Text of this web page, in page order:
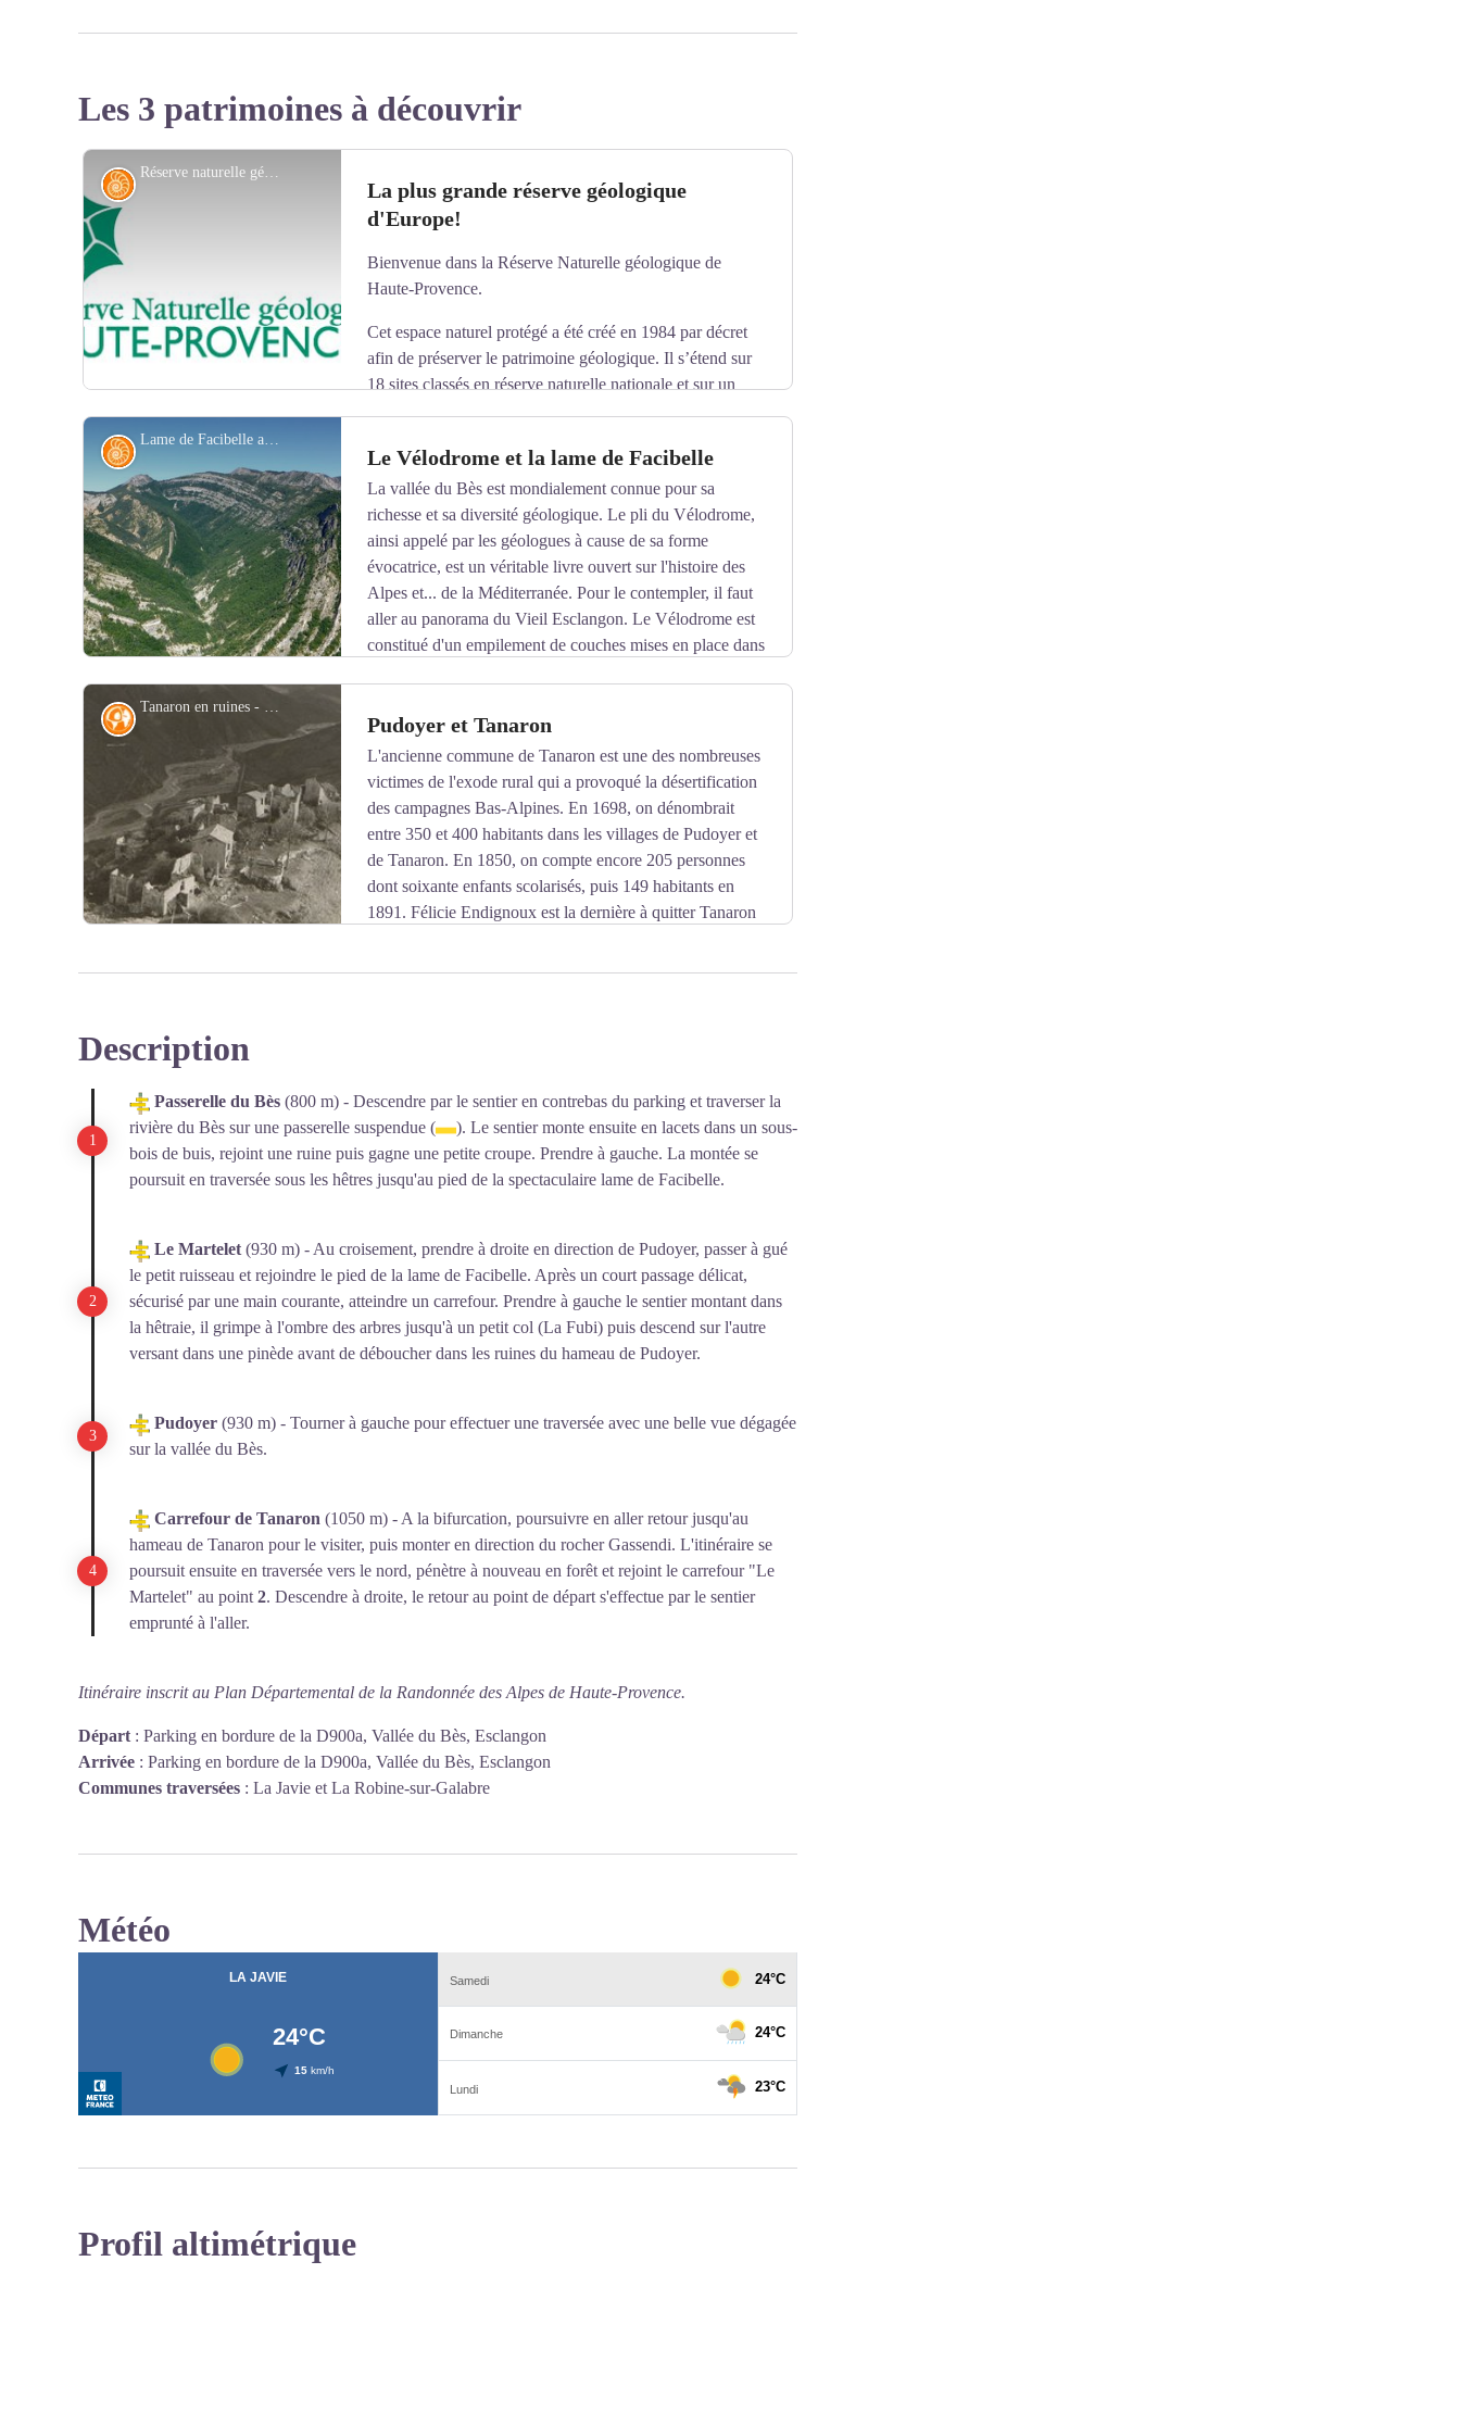
Les 3 patrimoines à découvrir
Réserve naturelle géologique de Haute-Provence - DR
Voir l'image en plein écran
Géologie
La plus grande réserve géologique
d'Europe!
Bienvenue dans la Réserve Naturelle géologique de
Haute-Provence.
Cet espace naturel protégé a été créé en 1984 par décret
afin de préserver le patrimoine géologique. Il s’étend sur
18 sites classés en réserve naturelle nationale et sur un
du Verdon. Il regroupe 52 communes situées dans le département des Alpes de Haute-Provence
et 7 dans le Var. Plusieurs sites ont été aménagés pour la préservation des fossiles et l’accueil du
public (dalle à ammonites, sites des ichtyosaures, site des siréniens, panorama du
Vélodrome…). Au sein du périmètre protégé, le prélèvement, la destruction ou la dégradation
des fossiles, minéraux et concrétions sont interdits. Cette réserve géologique est la plus grande
d'Europe. Elle est gérée par le Conseil départemental des Alpes de Haute-Provence. Une partie
du territoire est également valorisée par l’UNESCO Géoparc de Haute-Provence.
Lame de Facibelle au centre du Vélodrome - SA - CD Alpes de Haute-Provence
Voir l'image en plein écran
Géologie Le Vélodrome et la lame de Facibelle
La vallée du Bès est mondialement connue pour sa
richesse et sa diversité géologique. Le pli du Vélodrome,
ainsi appelé par les géologues à cause de sa forme
évocatrice, est un véritable livre ouvert sur l'histoire des
Alpes et... de la Méditerranée. Pour le contempler, il faut
aller au panorama du Vieil Esclangon. Le Vélodrome est
constitué d'un empilement de couches mises en place dans
redressées à la verticale comme la lame de Facibelle, et d'autres renversées. Ce patrimoine est
protégé au sein de la Réserve naturelle géologique de Haute-Provence.
Tanaron en ruines - DR
Voir l'image en plein écran
Histoire Pudoyer et Tanaron
L'ancienne commune de Tanaron est une des nombreuses
victimes de l'exode rural qui a provoqué la désertification
des campagnes Bas-Alpines. En 1698, on dénombrait
entre 350 et 400 habitants dans les villages de Pudoyer et
de Tanaron. En 1850, on compte encore 205 personnes
dont soixante enfants scolarisés, puis 149 habitants en
1891. Félicie Endignoux est la dernière à quitter Tanaron
choisis pour leur promesse de reconstruire le village sur ses fondations et d'en faire un village de
paix. En 1973, les communes d'Ainac, Lambert, La Robine et Tanaron fusionnent pour donner
la Robine-sur-Galabre.
Source http://tanaron.wixsite.com/tanaron
Description
Passerelle du Bès (800 m) - Descendre par le sentier en contrebas du parking et traverser la
rivière du Bès sur une passerelle suspendue (
). Le sentier monte ensuite en lacets dans un sous-
bois de buis, rejoint une ruine puis gagne une petite croupe. Prendre à gauche. La montée se
poursuit en traversée sous les hêtres jusqu'au pied de la spectaculaire lame de Facibelle.
Le Martelet (930 m) - Au croisement, prendre à droite en direction de Pudoyer, passer à gué
le petit ruisseau et rejoindre le pied de la lame de Facibelle. Après un court passage délicat,
sécurisé par une main courante, atteindre un carrefour. Prendre à gauche le sentier montant dans
la hêtraie, il grimpe à l'ombre des arbres jusqu'à un petit col (La Fubi) puis descend sur l'autre
versant dans une pinède avant de déboucher dans les ruines du hameau de Pudoyer.
Pudoyer (930 m) - Tourner à gauche pour effectuer une traversée avec une belle vue dégagée
sur la vallée du Bès.
Carrefour de Tanaron (1050 m) - A la bifurcation, poursuivre en aller retour jusqu'au
hameau de Tanaron pour le visiter, puis monter en direction du rocher Gassendi. L'itinéraire se
poursuit ensuite en traversée vers le nord, pénètre à nouveau en forêt et rejoint le carrefour "Le
Martelet" au point 2. Descendre à droite, le retour au point de départ s'effectue par le sentier
emprunté à l'aller.
Itinéraire inscrit au Plan Départemental de la Randonnée des Alpes de Haute-Provence.
Départ : Parking en bordure de la D900a, Vallée du Bès, Esclangon
Arrivée : Parking en bordure de la D900a, Vallée du Bès, Esclangon
Communes traversées : La Javie et La Robine-sur-Galabre
Météo
Profil altimétrique